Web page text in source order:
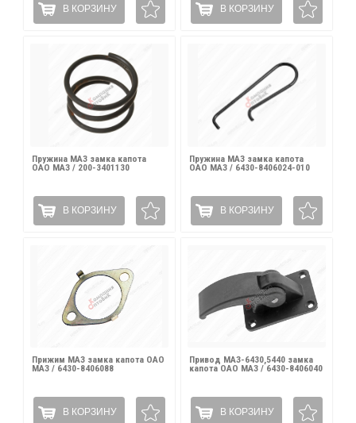
В КОРЗИНУ В КОРЗИНУ
Пружина МАЗ замка капота
ОАО МАЗ / 200-3401130
В КОРЗИНУ
Пружина МАЗ замка капота
ОАО МАЗ / 6430-8406024-010
В КОРЗИНУ
Прижим МАЗ замка капота ОАО
МАЗ / 6430-8406088
В КОРЗИНУ
Привод МАЗ-6430,5440 замка
капота ОАО МАЗ / 6430-8406040
В КОРЗИНУ